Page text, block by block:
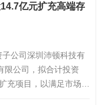
亿元扩充高端存
公司深圳沛顿科技有
限公司，拟合计投资
充项目，以满足市场增